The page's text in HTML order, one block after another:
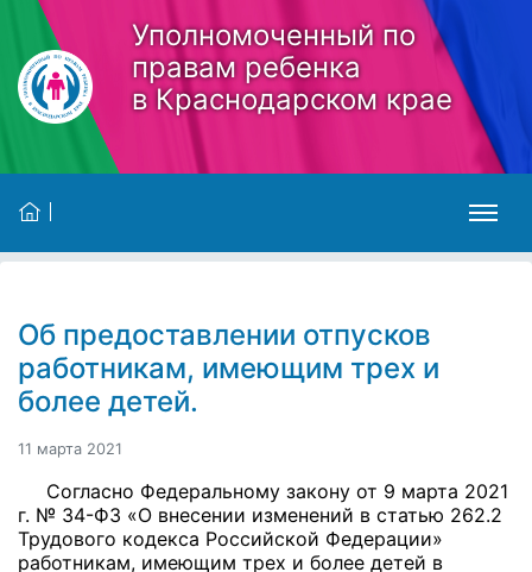
Skip to main content
Уполномоченный по
правам ребенка
в Краснодарском крае
Об предоставлении отпусков
работникам, имеющим трех и
более детей.
11 марта 2021
Согласно Федеральному закону от 9 марта 2021
г. № 34-ФЗ «О внесении изменений в статью 262.2
Трудового кодекса Российской Федерации»
работникам, имеющим трех и более детей в